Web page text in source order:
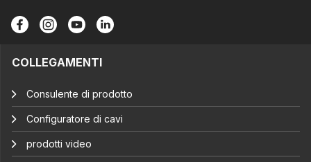
COLLEGAMENTI
Consulente di prodotto
Configuratore di cavi
prodotti video